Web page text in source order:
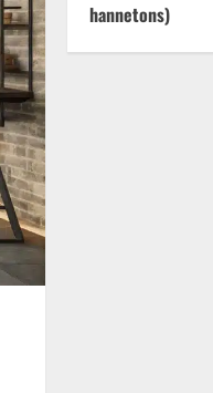
hannetons)